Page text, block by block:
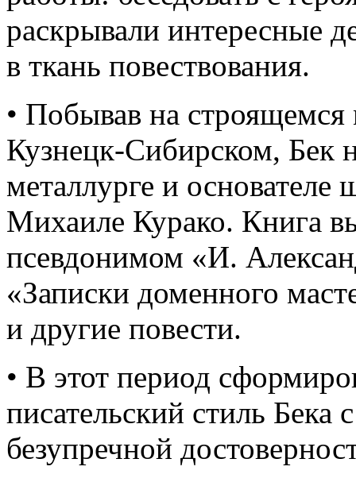
раскрывали интересные
в ткань повествования.
• Побывав на строящемся
Кузнецк-Сибирском, Бек
металлурге и
Михаиле Курако. Книга
псевдонимом «И.
«Записки доменного
и другие повести.
• В этот период
писательский стиль
безупречной